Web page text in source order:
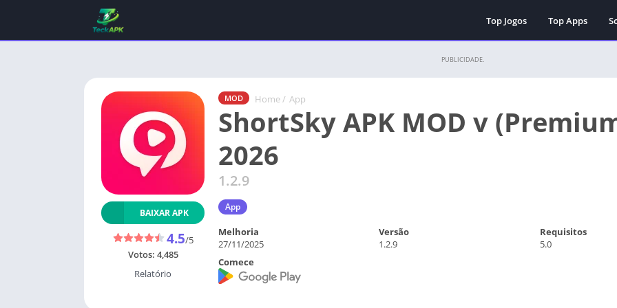
Top Jogos Top Apps
PUBLICIDADE.
MOD Home / App
ShortSky APK MOD v
2026
1.2.9
App
BAIXAR APK
4.5/5
Votos: 4,485
Relatório
Melhoria
27/11/2025
Versão
1.2.9
Requisitos
5.0
Comece